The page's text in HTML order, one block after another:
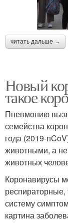
читать дальше →
Новый
такое
Пневмонию
семейства
года (2019-
животными, а
животных
Коронавирусы
систему
картина